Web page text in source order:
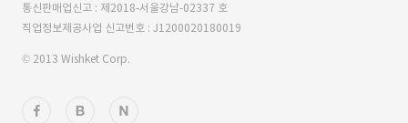
통신판매업신고 : 제2018-서울강남-02337 호
직업정보제공사업 신고번호 : J1200020180019
© 2013 Wishket Corp.